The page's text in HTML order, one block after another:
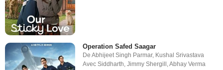
Operation Safed Saagar
DeAbhijeet Singh Parmar, Kushal Srivastava
AvecSiddharth,Jimmy Shergill ,Abhay Verma